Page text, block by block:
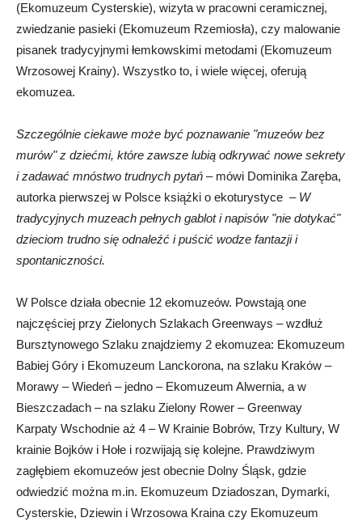
(Ekomuzeum Cysterskie), wizyta w pracowni ceramicznej,
zwiedzanie pasieki (Ekomuzeum Rzemiosła), czy malowanie
pisanek tradycyjnymi łemkowskimi metodami (Ekomuzeum
Wrzosowej Krainy). Wszystko to, i wiele więcej, oferują
ekomuzea.
Szczególnie ciekawe może być poznawanie "muzeów bez
murów" z dziećmi, które zawsze lubią odkrywać nowe sekrety
i zadawać mnóstwo trudnych pytań – mówi Dominika Zaręba,
autorka pierwszej w Polsce książki o ekoturystyce – W
tradycyjnych muzeach pełnych gablot i napisów "nie dotykać"
dzieciom trudno się odnaleźć i puścić wodze fantazji i
spontaniczności.
W Polsce działa obecnie 12 ekomuzeów. Powstają one
najczęściej przy Zielonych Szlakach Greenways – wzdłuż
Bursztynowego Szlaku znajdziemy 2 ekomuzea: Ekomuzeum
Babiej Góry i Ekomuzeum Lanckorona, na szlaku Kraków –
Morawy – Wiedeń – jedno – Ekomuzeum Alwernia, a w
Bieszczadach – na szlaku Zielony Rower – Greenway
Karpaty Wschodnie aż 4 – W Krainie Bobrów, Trzy Kultury, W
krainie Bojków i Hołe i rozwijają się kolejne. Prawdziwym
zagłębiem ekomuzeów jest obecnie Dolny Śląsk, gdzie
odwiedzić można m.in. Ekomuzeum Dziadoszan, Dymarki,
Cysterskie, Dziewin i Wrzosowa Kraina czy Ekomuzeum